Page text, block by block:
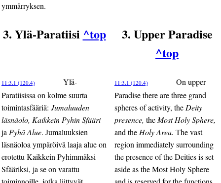
ymmärryksen.
3. Ylä-Paratiisi ^top
3. Upper Paradise
^top
11:3.1 (120.4)
Ylä-
Paratiisissa on kolme suurta
toimintasfääriä: Jumaluuden
läsnäolo, Kaikkein Pyhin Sfääri
ja Pyhä Alue. Jumaluuksien
läsnäoloa ympäröivä laaja alue on
erotettu Kaikkein Pyhimmäksi
Sfääriksi, ja se on varattu
11:3.1 (120.4)
On upper
Paradise there are three grand
spheres of activity, the Deity
presence, the Most Holy Sphere,
and the Holy Area. The vast
region immediately surrounding
the presence of the Deities is set
aside as the Most Holy Sphere